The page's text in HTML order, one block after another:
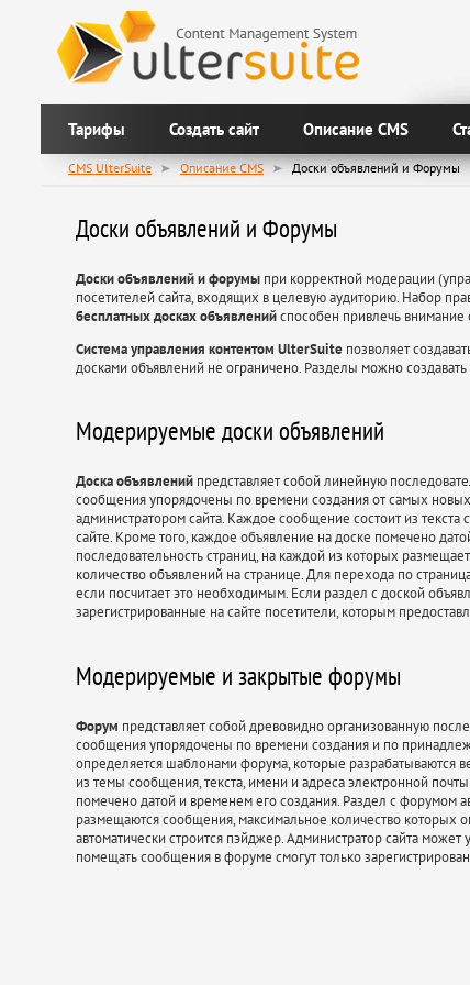
Тарифы Создать сайт Описание CMS
CMS UlterSuite Описание CMS Доски объявлений и Форумы
Доски объявлений и Форумы
Доски объявлений и форумы при корректной модерации
посетителей сайта, входящих в целевую аудиторию. Набор
бесплатных досках объявленийспособен привлечь
Система управления контентом UlterSuite позволяет
досками объявлений не ограничено. Разделы можно
Модерируемые доски объявлений
Доска объявлений представляет собой линейную
сообщения упорядочены по времени создания от самых
администратором сайта. Каждое сообщение состоит из
сайте. Кроме того, каждое объявление на доске помечено
последовательность страниц, на каждой из которых
количество объявлений на странице. Для перехода по
если посчитает это необходимым. Если раздел с доской
зарегистрированные на сайте посетители, которым
Модерируемые и закрытые форумы
Форум представляет собой древовидно организованную
сообщения упорядочены по времени создания и по
определяется шаблонами форума, которые разрабатываются
из темы сообщения, текста, имени и адреса электронной
помечено датой и временем его создания. Раздел с форумом
размещаются сообщения, максимальное количество которых
автоматически строится пэйджер. Администратор сайта
помещать сообщения в форуме смогут только